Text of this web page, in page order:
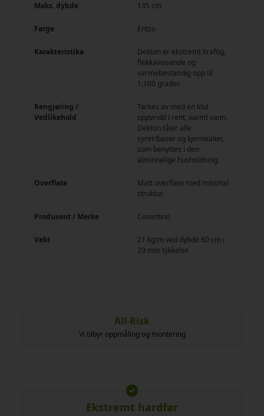
Maks. dybde 135 cm
Farge Entzo
Karakteristika
Dekton er ekstremt kraftig,
flekkavvisende og
varmebestandig opp til
1.100 grader.
Rengjøring /
Vedlikehold
Tørkes av med en klut
oppvridd i rent, varmt vann.
Dekton tåler alle
syrer/baser og kjemikalier,
som benyttes i den
alminnelige husholdning.
Overflate
Matt overflate med minimal
struktur
Produsent / Merke Cosentino
Vekt
21 kg/m ved dybde 60 cm i
20 mm tykkelse
All-Risk
Vi tilbyr oppmåling og montering
Ekstremt hardfør